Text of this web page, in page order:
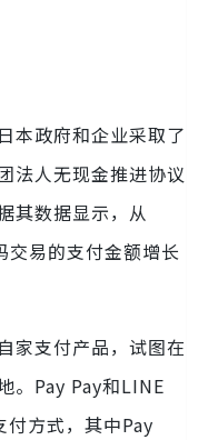
本政府和企业采取了
法人无现金推进协议
其数据显示，从
易的支付金额增长
家支付产品，试图在
。Pay Pay和LINE
付方式，其中Pay